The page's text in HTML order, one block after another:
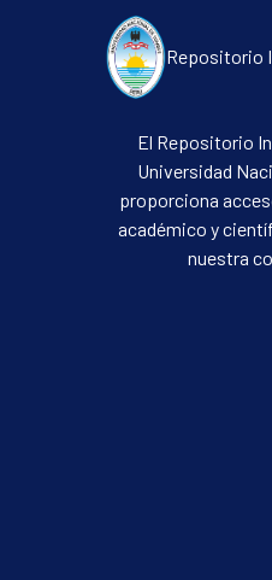
Repositorio
El Repositorio
Universidad
proporciona
académico y
nuestra